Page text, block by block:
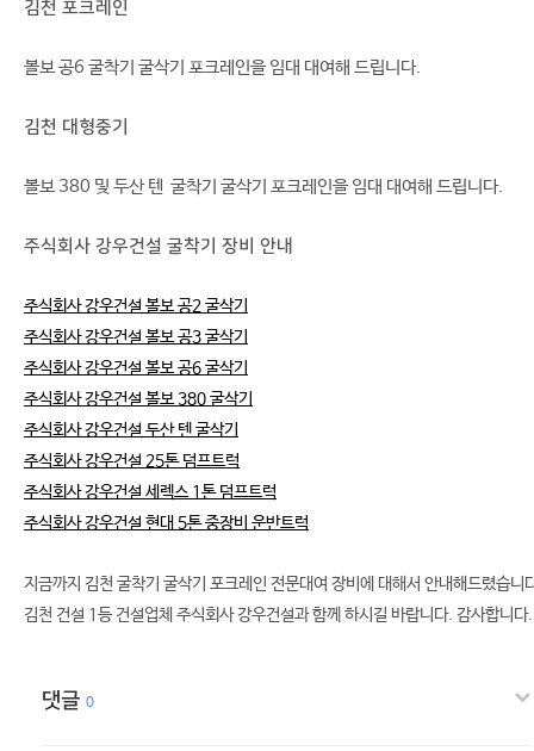
김천 포크레인
볼보 공6 굴착기 굴삭기 포크레인을 임대 대여해 드립니다.
김천 대형중기
볼보 380 및 두산 텐 굴착기 굴삭기 포크레인을 임대 대여해 드립니다.
주식회사 강우건설 굴착기 장비 안내
주식회사 강우건설 볼보 공2 굴삭기
주식회사 강우건설 볼보 공3 굴삭기
주식회사 강우건설 볼보 공6 굴삭기
주식회사 강우건설 볼보 380 굴삭기
주식회사 강우건설 두산 텐 굴삭기
주식회사 강우건설 25톤 덤프트럭
주식회사 강우건설 세렉스 1톤 덤프트럭
주식회사 강우건설 현대 5톤 중장비 운반트럭
지금까지 김천 굴착기 굴삭기 포크레인 전문대여 장비에 대해서 안내해드렸습니
김천 건설 1등 건설업체 주식회사 강우건설과 함께 하시길 바랍니다. 감사합니다.
댓글 0